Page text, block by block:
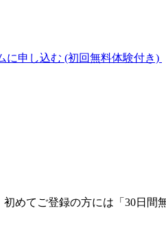
に申し込む (初回無料体験付き)
めてご登録の方には「30日間